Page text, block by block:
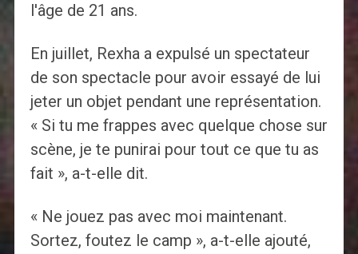
l'âge de 21 ans.
En juillet, Rexha a expulsé un spectateur
de son spectacle pour avoir essayé de lui
jeter un objet pendant une représentation.
« Si tu me frappes avec quelque chose sur
scène, je te punirai pour tout ce que tu as
fait », a-t-elle dit.
« Ne jouez pas avec moi maintenant.
Sortez, foutez le camp », a-t-elle ajouté,